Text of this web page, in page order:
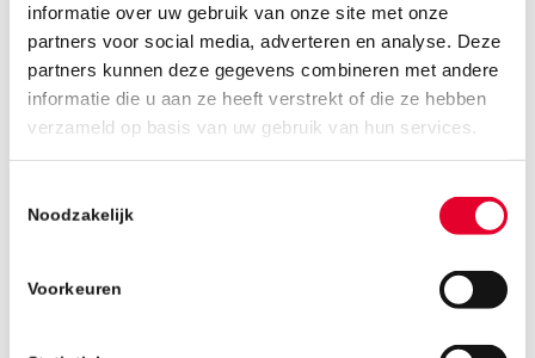
informatie over uw gebruik van onze site met onze
partners voor social media, adverteren en analyse. Deze
partners kunnen deze gegevens combineren met andere
informatie die u aan ze heeft verstrekt of die ze hebben
verzameld op basis van uw gebruik van hun services.
Noodzakelijk
Voorkeuren
achtergrond en eerdere ervaringen in
logistieke functies komen hier uitstekend van
pas. Rob kan met overtuiging zeggen dat hij
zijn plek heeft gevonden!
Een nieuwe uitdaging
Rob zocht een functie met zowel
naar korte lijnen en meer dynamiek dan de
stroperige dossiers en vergadercultuur die hij